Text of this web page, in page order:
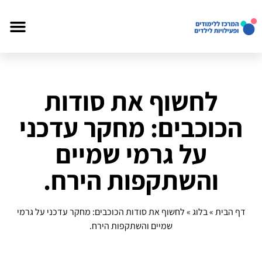
לחשוף את סודות
הכוכבים: מחקר עדכני
על גרמי שמיים
והשתקפות הירח.
דף הבית»בלוג»לחשוף את סודות הכוכבים: מחקר עדכני על גרמי
שמיים והשתקפות הירח.